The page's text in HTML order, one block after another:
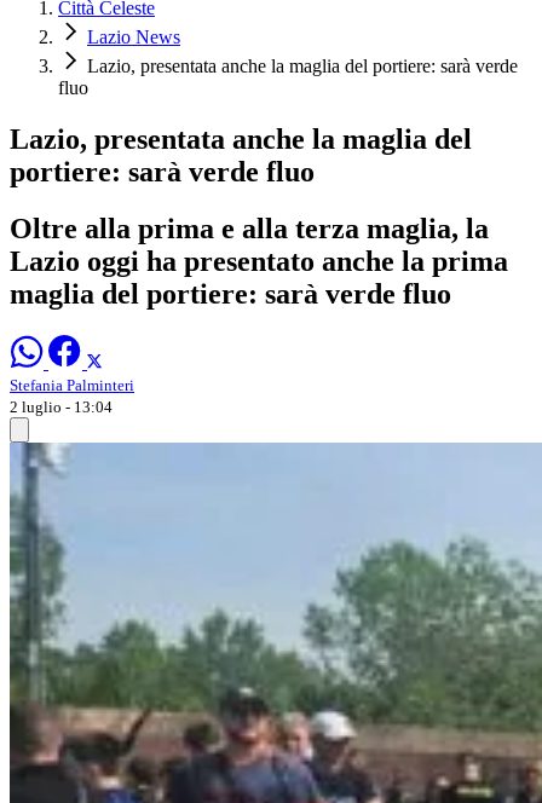
Città Celeste
Lazio News
Lazio, presentata anche la maglia del portiere: sarà verde
fluo
Lazio, presentata anche la maglia del
portiere: sarà verde fluo
Oltre alla prima e alla terza maglia, la
Lazio oggi ha presentato anche la prima
maglia del portiere: sarà verde fluo
Stefania Palminteri
2 luglio - 13:04